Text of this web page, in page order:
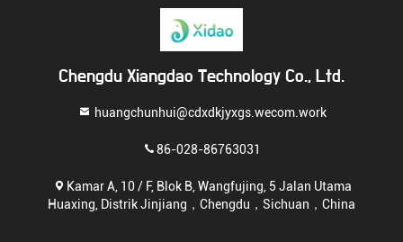
Chengdu Xiangdao Technology Co., Ltd.
huangchunhui@cdxdkjyxgs.wecom.work
86-028-86763031
Kamar A, 10 / F, Blok B, Wangfujing, 5 Jalan Utama
Huaxing, Distrik Jinjiang，Chengdu，Sichuan，China